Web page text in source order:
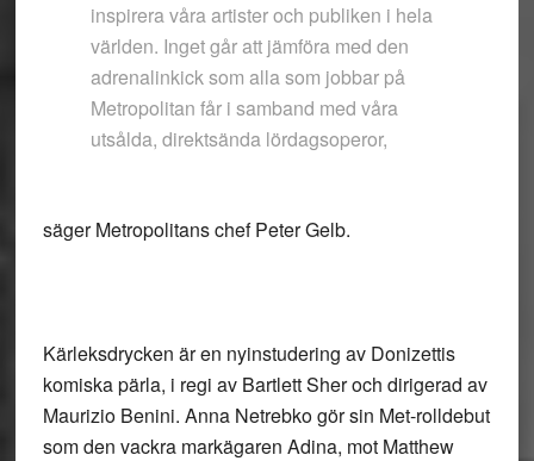
inspirera våra artister och publiken i hela
världen. Inget går att jämföra med den
adrenalinkick som alla som jobbar på
Metropolitan får i samband med våra
utsålda, direktsända lördagsoperor,
säger Metropolitans chef Peter Gelb.
Kärleksdrycken är en nyinstudering av Donizettis
komiska pärla, i regi av Bartlett Sher och dirigerad av
Maurizio Benini. Anna Netrebko gör sin Met-rolldebut
som den vackra markägaren Adina, mot Matthew